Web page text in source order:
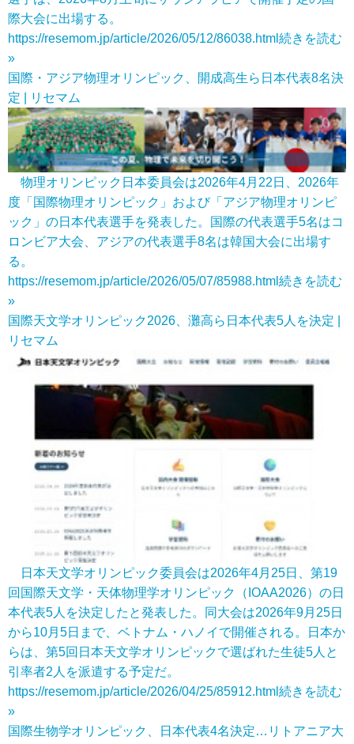
際大会に出場する。
https://resemom.jp/article/2026/05/12/86038.html 続きを読む
»
国際・アジア物理オリンピック、開成高生ら日本代表8名決
定 | リセマム
物理オリンピック日本委員会は2026年4月22日、2026年
度「国際物理オリンピック」および「アジア物理オリンピ
ック」の日本代表選手を発表した。国際の代表選手5名はコ
ロンビア大会、アジアの代表選手8名は韓国大会に出場す
る。
https://resemom.jp/article/2026/05/07/85988.html 続きを読む
»
国際天文学オリンピック2026、灘高ら日本代表5人を決定 |
リセマム
日本天文学オリンピック委員会は2026年4月25日、第19
回国際天文学・天体物理学オリンピック（IOAA2026）の日
本代表5人を決定したと発表した。同大会は2026年9月25日
から10月5日まで、ベトナム・ハノイで開催される。日本か
らは、第5回日本天文学オリンピックで選ばれた生徒5人と
引率者2人を派遣する予定だ。
https://resemom.jp/article/2026/04/25/85912.html 続きを読む
»
国際生物学オリンピック、日本代表4名決定…リトアニア大